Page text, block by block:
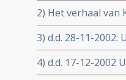
2) Het verhaal van
3) d.d. 28-11-
4) d.d. 17-12-2002